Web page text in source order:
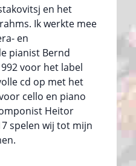
en het
Ik werkte mee
en
pianist Bernd
voor het label
cd op met het
cello en piano
Heitor
spelen wij tot mijn